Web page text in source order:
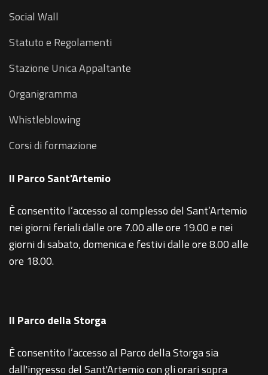
Social Wall
Statuto e Regolamenti
Stazione Unica Appaltante
Organigramma
Whistleblowing
Corsi di formazione
Il Parco Sant'Artemio
È consentito l’accesso al complesso del Sant’Artemio
nei giorni feriali dalle ore 7.00 alle ore 19.00 e nei
giorni di sabato, domenica e festivi dalle ore 8.00 alle
ore 18.00.
Il Parco della Storga
È consentito l’accesso al Parco della Storga sia
dall'ingresso del Sant'Artemio con gli orari sopra